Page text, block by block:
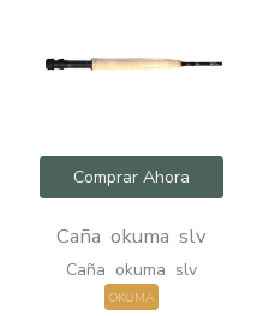
Comprar Ahora
Caña okuma slv
Caña okuma slv
OKUMA